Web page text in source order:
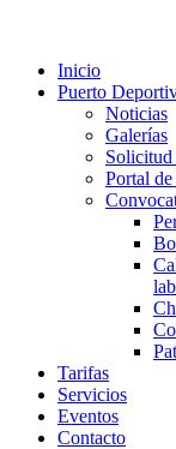
Inicio
Puerto
Noticias
Galerías
Solicitud
Portal de
Tarifas
Servicios
Eventos
Contacto